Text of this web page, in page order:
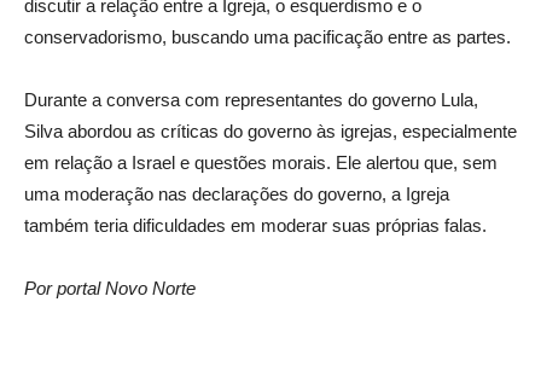
discutir a relação entre a Igreja, o esquerdismo e o
conservadorismo, buscando uma pacificação entre as partes.
Durante a conversa com representantes do governo Lula,
Silva abordou as críticas do governo às igrejas, especialmente
em relação a Israel e questões morais. Ele alertou que, sem
uma moderação nas declarações do governo, a Igreja
também teria dificuldades em moderar suas próprias falas.
Por portal Novo Norte